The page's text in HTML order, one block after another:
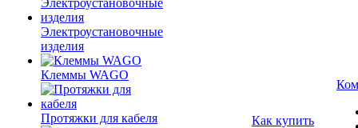
Электроустановочные
изделия
Клеммы WAGO
Протяжки для кабеля
Как купить